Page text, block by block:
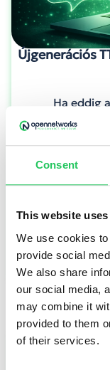
Consent
This website
We use cookies
provide social
We also share
our social media,
may combine it
provided to them
of their services.
Újgenerációs
Ha eddig
„felolvasó
újra ránézni.
árnyalatot